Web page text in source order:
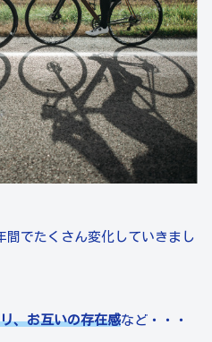
間でたくさん変化していきまし
、お互いの存在感など・・・